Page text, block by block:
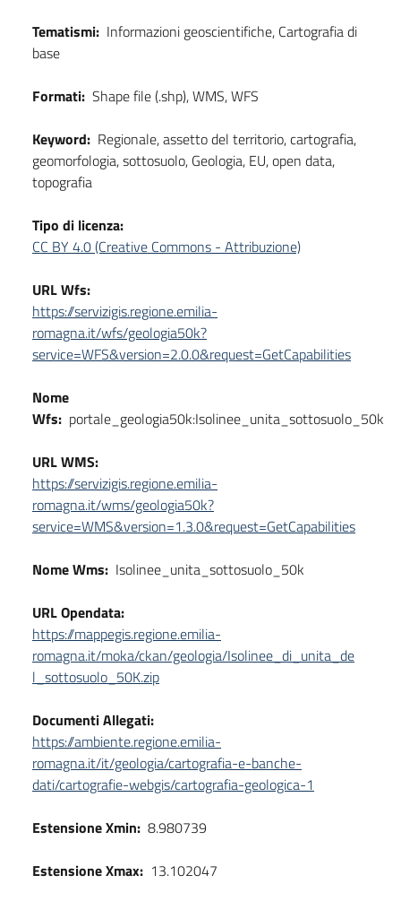
Tematismi: Informazioni geoscientifiche, Cartografia di
base
Formati: Shape file (.shp), WMS, WFS
Keyword: Regionale, assetto del territorio, cartografia,
geomorfologia, sottosuolo, Geologia, EU, open data,
topografia
Tipo di licenza:
CC BY 4.0 (Creative Commons - Attribuzione)
URL Wfs:
https://servizigis.regione.emilia-
romagna.it/wfs/geologia50k?
service=WFS&version=2.0.0&request=GetCapabilities
Nome
Wfs: portale_geologia50k:Isolinee_unita_sottosuolo_50k
URL WMS:
https://servizigis.regione.emilia-
romagna.it/wms/geologia50k?
service=WMS&version=1.3.0&request=GetCapabilities
Nome Wms: Isolinee_unita_sottosuolo_50k
URL Opendata:
https://mappegis.regione.emilia-
romagna.it/moka/ckan/geologia/Isolinee_di_unita_de
l_sottosuolo_50K.zip
Documenti Allegati:
https://ambiente.regione.emilia-
romagna.it/it/geologia/cartografia-e-banche-
dati/cartografie-webgis/cartografia-geologica-1
Estensione Xmin: 8.980739
Estensione Xmax: 13.102047